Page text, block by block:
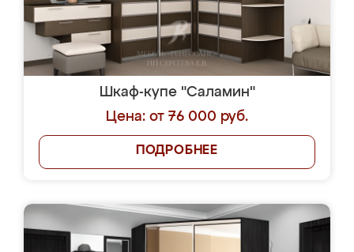
Шкаф-купе "Саламин"
Цена: от 76 000 руб.
ПОДРОБНЕЕ